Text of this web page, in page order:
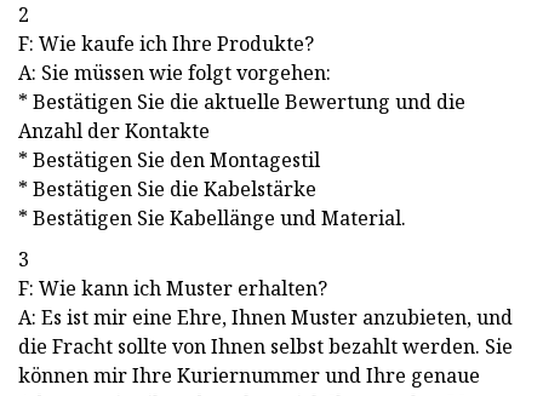
2
F: Wie kaufe ich Ihre Produkte?
A: Sie müssen wie folgt vorgehen:
* Bestätigen Sie die aktuelle Bewertung und die
Anzahl der Kontakte
* Bestätigen Sie den Montagestil
* Bestätigen Sie die Kabelstärke
* Bestätigen Sie Kabellänge und Material.
3
F: Wie kann ich Muster erhalten?
A: Es ist mir eine Ehre, Ihnen Muster anzubieten, und
die Fracht sollte von Ihnen selbst bezahlt werden. Sie
können mir Ihre Kuriernummer und Ihre genaue